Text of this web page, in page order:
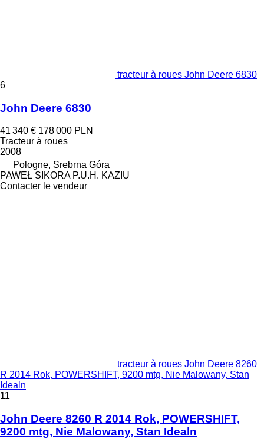
tracteur à roues John Deere 6830
6
John Deere 6830
41 340 € 178 000 PLN
Tracteur à roues
2008
Pologne, Srebrna Góra
PAWEŁ SIKORA P.U.H. KAZIU
Contacter le vendeur
tracteur à roues John Deere 8260
R 2014 Rok, POWERSHIFT, 9200 mtg, Nie Malowany, Stan
Idealn
11
John Deere 8260 R 2014 Rok, POWERSHIFT,
9200 mtg, Nie Malowany, Stan Idealn